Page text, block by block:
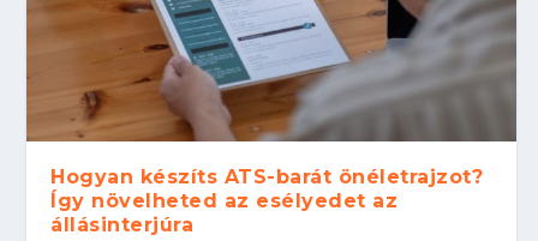
Hogyan készíts ATS-barát önéletrajzot?
Így növelheted az esélyedet az
állásinterjúra